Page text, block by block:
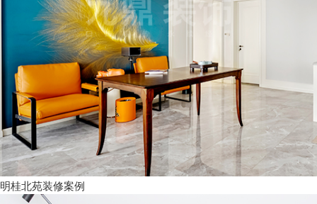
明桂北苑装修案例